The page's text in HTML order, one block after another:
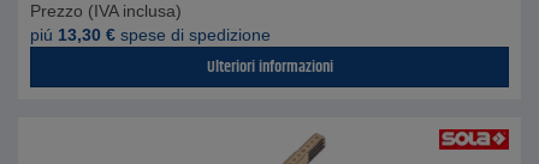
Prezzo (IVA inclusa)
piú 13,30 € spese di spedizione
Ulteriori informazioni